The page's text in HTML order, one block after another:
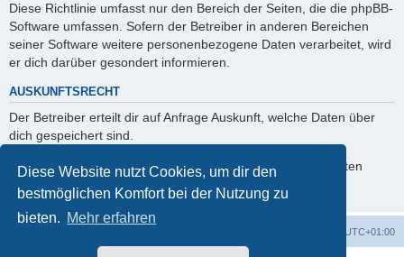
Diese Website nutzt Cookies, um dir den
bestmöglichen Komfort bei der Nutzung zu
bieten. Mehr erfahren
Diese Richtlinie umfasst nur den Bereich der Seiten, die die phpBB-
Software umfassen. Sofern der Betreiber in anderen Bereichen
seiner Software weitere personenbezogene Daten verarbeitet, wird
er dich darüber gesondert informieren.
AUSKUNFTSRECHT
Der Betreiber erteilt dir auf Anfrage Auskunft, welche Daten über
dich gespeichert sind.
Du kannst jederzeit die Löschung bzw. Sperrung deiner Daten
verlangen. Kontaktiere hierzu bitte den Betreiber.
UTC+01:00